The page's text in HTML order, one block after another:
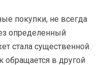
покупки, не всегда
определенный
стала существенной.
обращается в другой